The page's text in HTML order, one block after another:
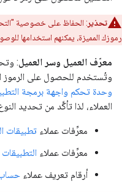
تحذير: الحفاظ على خصوصية
رموزك المميزة، يمكنهم استخدامها
معرّف العميل وسر العميل:
وتُستخدم للحصول على الرموز
وحدة تحكم واجهة برمجة
العملاء، لذا تأكَّد من تحديد
معرِّفات عملاء تطبيقات
معرِّفات عملاء التطبيقات
أرقام تعريف عملاء